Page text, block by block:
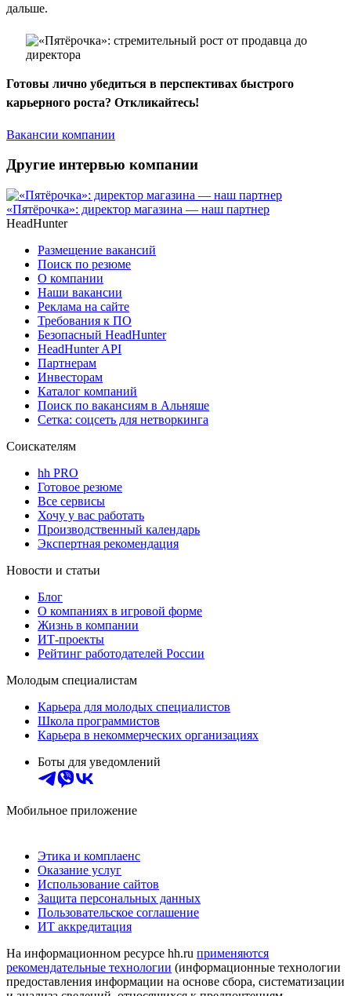
дальше.
Готовы лично убедиться в перспективах быстрого
карьерного роста? Откликайтесь!
Вакансии компании
Другие интервью компании
«Пятёрочка»: директор магазина — наш партнер
HeadHunter
Размещение вакансий
Поиск по резюме
О компании
Наши вакансии
Реклама на сайте
Требования к ПО
Безопасный HeadHunter
HeadHunter API
Партнерам
Инвесторам
Каталог компаний
Поиск по вакансиям в Альняше
Сетка: соцсеть для нетворкинга
Соискателям
hh PRO
Готовое резюме
Все сервисы
Хочу у вас работать
Производственный календарь
Экспертная рекомендация
Новости и статьи
Блог
О компаниях в игровой форме
Жизнь в компании
ИТ-проекты
Рейтинг работодателей России
Молодым специалистам
Карьера для молодых специалистов
Школа программистов
Карьера в некоммерческих организациях
Боты для уведомлений
Мобильное приложение
Этика и комплаенс
Оказание услуг
Использование сайтов
Защита персональных данных
Пользовательское соглашение
ИТ аккредитация
На информационном ресурсе hh.ru применяются
рекомендательные технологии (информационные технологии
предоставления информации на основе сбора, систематизации